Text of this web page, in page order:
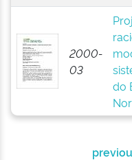
2000-
03
do